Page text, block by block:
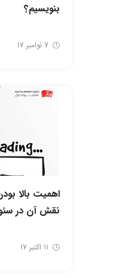
بنویسیم؟
اهمیت بالا
نقش آن در